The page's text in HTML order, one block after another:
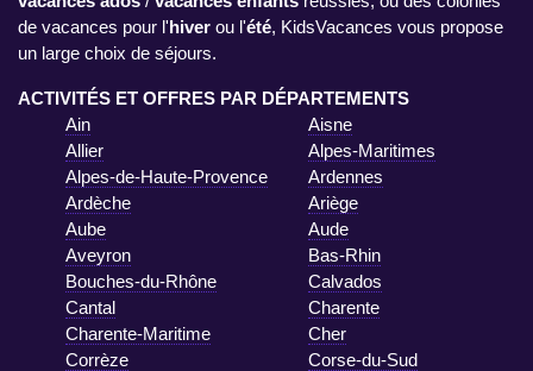
de vacances pour l'hiver ou l'été, KidsVacances vous propose
un large choix de séjours.
ACTIVITÉS ET OFFRES PAR DÉPARTEMENTS
Ain
Aisne
Allier
Alpes-Maritimes
Alpes-de-Haute-Provence
Ardennes
Ardèche
Ariège
Aube
Aude
Aveyron
Bas-Rhin
Bouches-du-Rhône
Calvados
Cantal
Charente
Charente-Maritime
Cher
Corrèze
Corse-du-Sud